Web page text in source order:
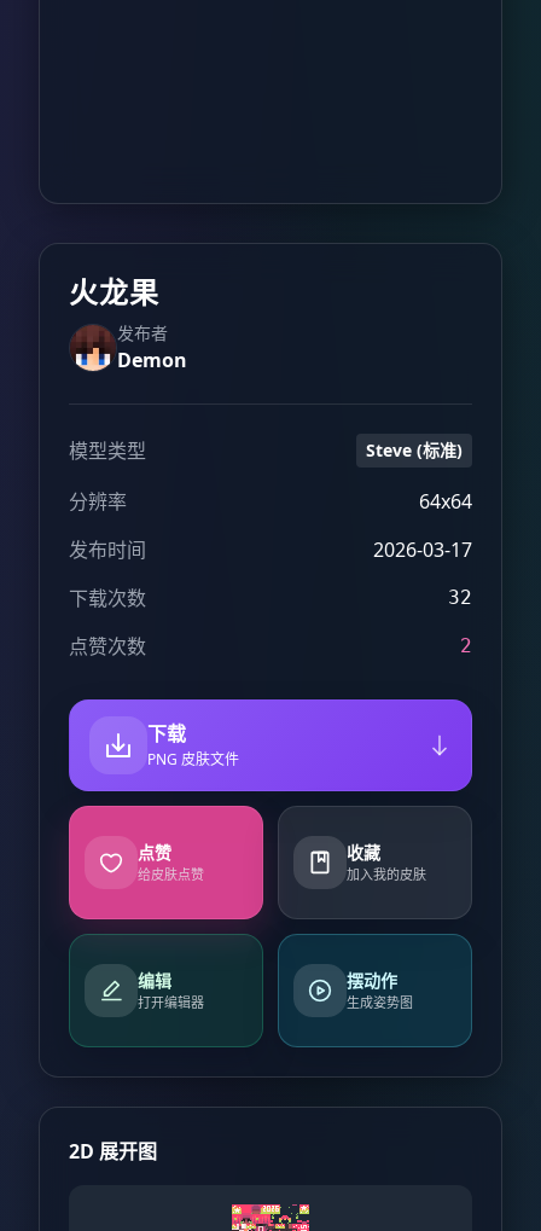
火龙果
发布者
Demon
模型类型 Steve (标准)
分辨率
64x64
发布时间
2026-03-17
下载次数
32
点赞次数 2
下载
PNG 皮肤文件
点赞
给皮肤点赞
收藏
加入我的皮肤
编辑
打开编辑器
摆动作
生成姿势图
2D 展开图